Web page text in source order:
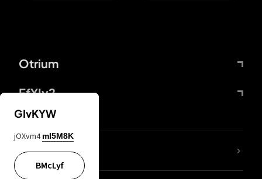
Otrium
FfYIy2
65A04M
GIvKYW
jOXvm4 mI5M8K
BMcLyf